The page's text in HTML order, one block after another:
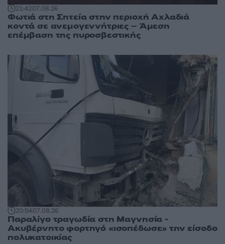
21:4207.08.26
Φωτιά στη Σητεία στην περιοχή Αχλαδιά
κοντά σε ανεμογεννήτριες – Άμεση
επέμβαση της πυροσβεστικής
20:5407.08.26
Παραλίγο τραγωδία στη Μαγνησία -
Ακυβέρνητο φορτηγό «ισοπέδωσε» την είσοδο
πολυκατοικίας